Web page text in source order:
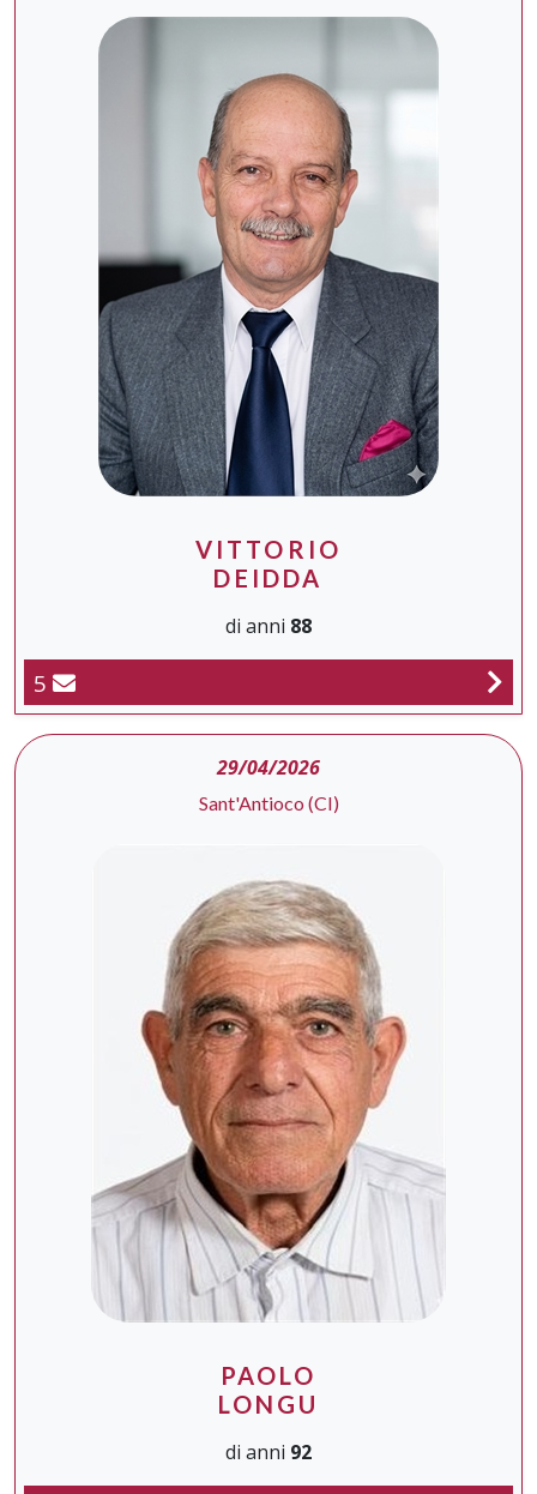
VITTORIO
DEIDDA
di anni 88
5
29/04/2026
Sant'Antioco (CI)
PAOLO
LONGU
di anni 92